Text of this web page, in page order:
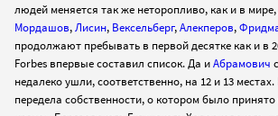
людей меняется так же неторопливо, как и в
Мордашов,Лисин, Вексельберг,Алекперов,
продолжают пребывать в первой десятке как и в
Forbes впервые составил список. Да иАбрамович с
недалеко ушли, соответственно, на 12 и 13 местах.
передела собственности, о котором было